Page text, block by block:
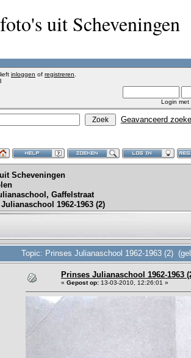
uit Scheveningen
inloggen of registreren
Login met
Geavanceerd
Scheveningen
Gaffelstraat
1962-1963 (2)
Topic: Prinses Julianaschool 1962-1963 (2)
Prinses Julianaschool 1962-1963
« Gepost op: 13-03-2010, 12:26:01 »